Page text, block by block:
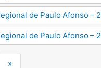
de Paulo Afonso –
de Paulo Afonso –
»